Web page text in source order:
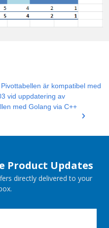
är kompatibel med
vid uppdatering av
med Golang via C++
Product Updates
directly delivered to your